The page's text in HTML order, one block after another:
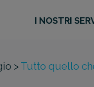
I NOSTRI
> Tutto quello